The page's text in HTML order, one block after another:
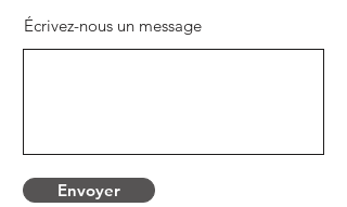
Écrivez-nous un message
Envoyer